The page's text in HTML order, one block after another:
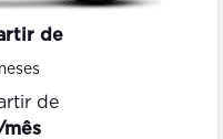
de
de
mês